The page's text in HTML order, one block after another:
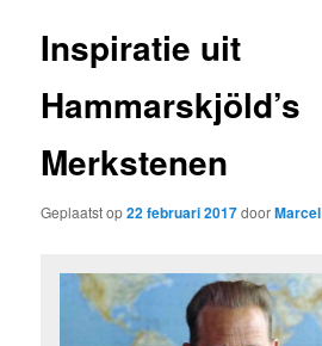
Inspiratie uit
Hammarskjöld’s
Merkstenen
Geplaatst op22 februari 2017doorMarcel